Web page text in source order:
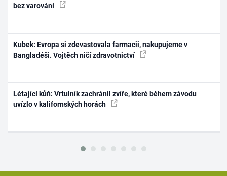
bez varování
Kubek: Evropa si zdevastovala farmacii, nakupujeme v
Bangladéši. Vojtěch ničí zdravotnictví
Létající kůň: Vrtulník zachránil zvíře, které během závodu
uvízlo v kalifornských horách